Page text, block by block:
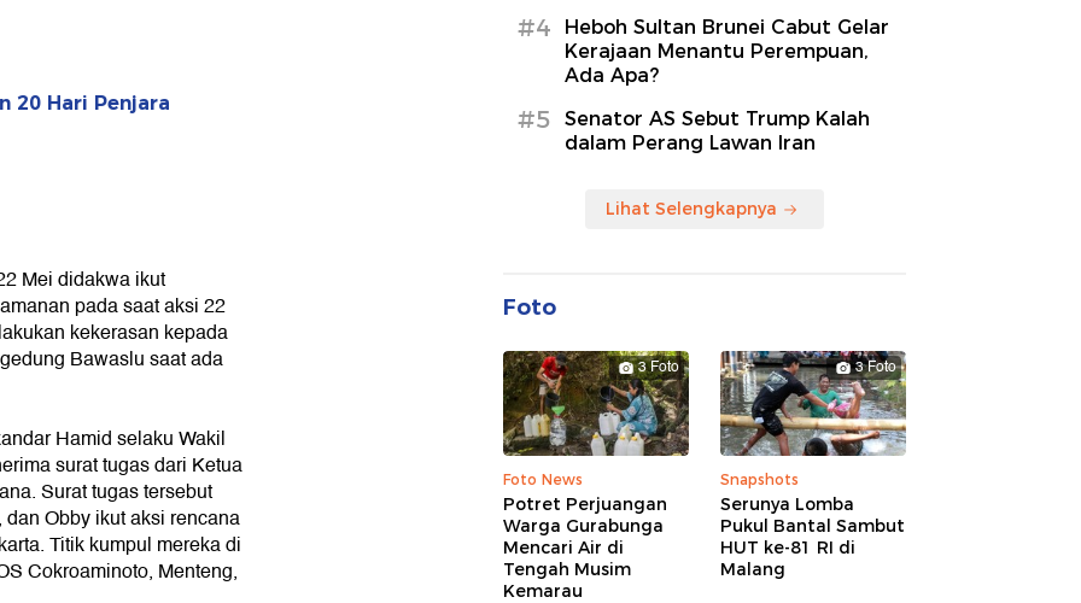
20 Hari Penjara
Mei didakwa ikut
pada saat aksi 22
kekerasan kepada
Bawaslu saat ada
Hamid selaku Wakil
surat tugas dari Ketua
Surat tugas tersebut
Obby ikut aksi rencana
Titik kumpul mereka di
Cokroaminoto, Menteng,
#4
Heboh Sultan Brunei Cabut Gelar
Kerajaan Menantu Perempuan,
Ada Apa?
#5
Senator AS Sebut Trump Kalah
dalam Perang Lawan Iran
Lihat Selengkapnya
Foto
3 Foto
Foto News
Potret Perjuangan
Warga Gurabunga
Mencari Air di
Tengah Musim
Kemarau
3 Foto
Snapshots
Serunya Lomba
Pukul Bantal Sambut
HUT ke-81 RI di
Malang